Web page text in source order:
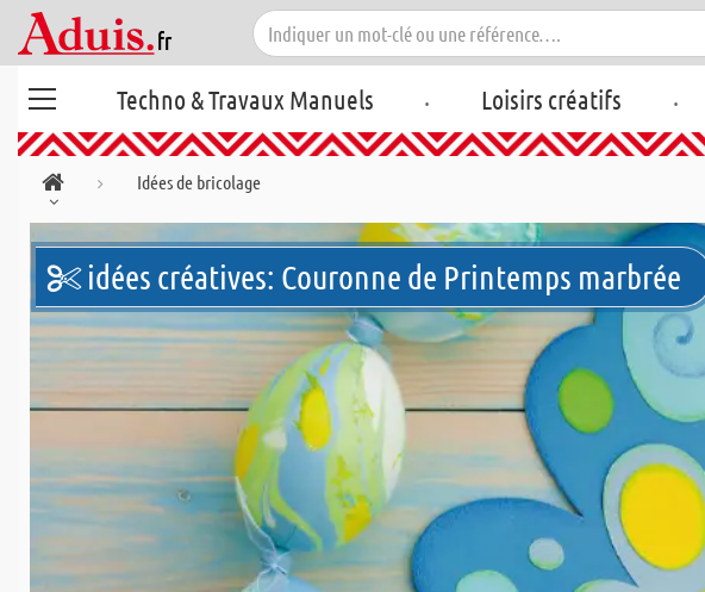
Techno & Travaux Manuels . Loisirs créatifs .
Idées de bricolage
idées créatives: Couronne de Printemps marbrée